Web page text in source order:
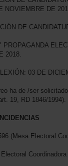
NOVIEMBRE DE
DE
PROPAGANDA
2018.
03 DE
ha de /ser
19, RD 1846/1994).
(Mesa Electoral